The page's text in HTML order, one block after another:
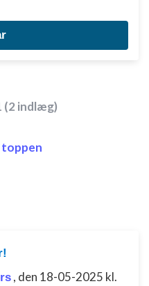
(2 indlæg)
, den 18-05-2025 kl.